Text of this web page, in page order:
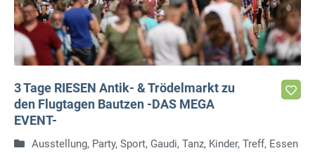
3 Tage RIESEN Antik- & Trödelmarkt zu
den Flugtagen Bautzen -DAS MEGA
EVENT-
Ausstellung, Party, Sport, Gaudi, Tanz, Kinder, Treff, Essen